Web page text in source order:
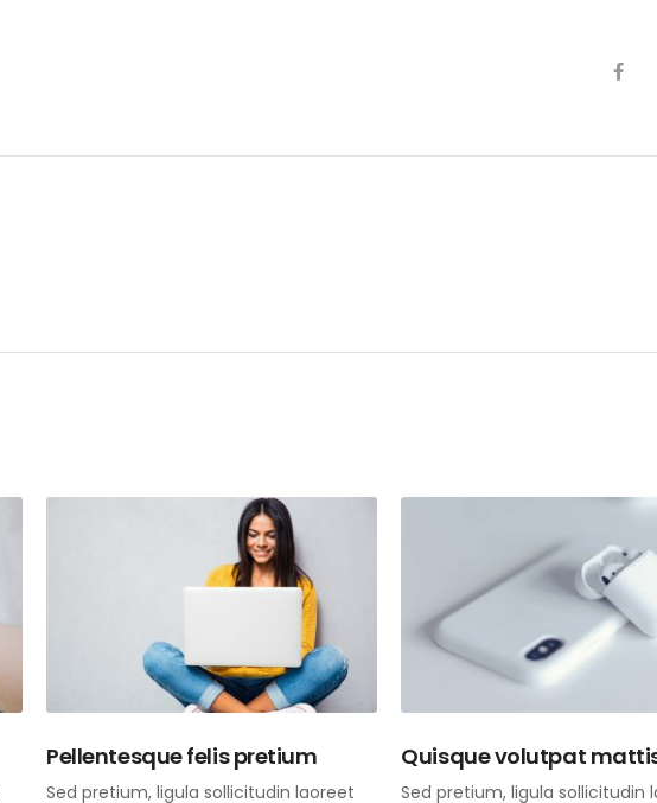
Pellentesque felis pretium
Sed pretium, ligula sollicitudin laoreet
Quisque volutpat
Sed pretium, ligula sollicitudin